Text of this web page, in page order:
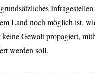
Land noch möglich ist,
keine Gewalt propagiert,
werden soll.